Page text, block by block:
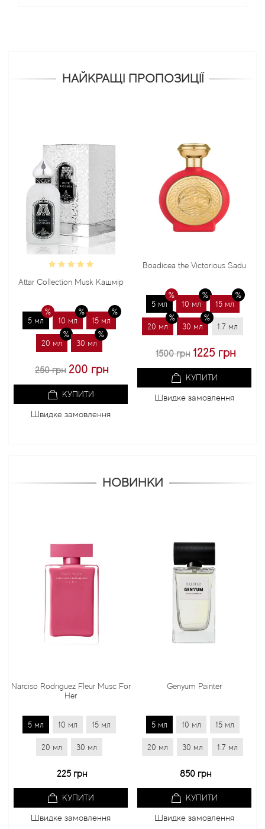
НАЙКРАЩІ ПРОПОЗИЦІЇ
Attar Collection Musk Кашмір
5 мл 10 мл 15 мл
20 мл 30 мл
250 грн 200 грн
КУПИТИ
Швидке замовлення
Boadicea the Victorious Sadu
5 мл 10 мл 15 мл
20 мл 30 мл 1.7 мл
1500 грн 1225 грн
КУПИТИ
Швидке замовлення
НОВИНКИ
Narciso Rodriguez Fleur Musc For
Her
5 мл 10 мл 15 мл
20 мл 30 мл
225 грн
КУПИТИ
Швидке замовлення
Genyum Painter
5 мл 10 мл 15 мл
20 мл 30 мл 1.7 мл
850 грн
КУПИТИ
Швидке замовлення